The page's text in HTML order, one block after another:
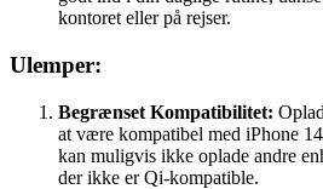
kontoret eller på rejser.
Ulemper:
Begrænset Kompatibilitet:
at være kompatibel med iPhone
kan muligvis ikke oplade andre
der ikke er Qi-kompatible.